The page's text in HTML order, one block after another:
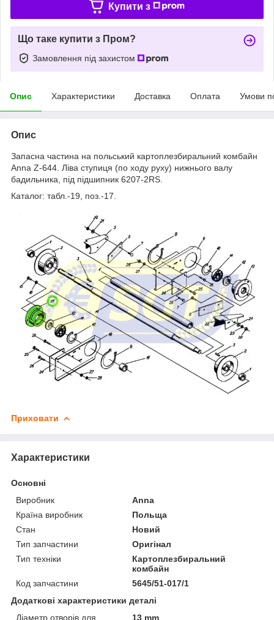
Купити з
Що таке купити з Пром?
Замовлення під захистом
Опис Характеристики Доставка Оплата Умови
Опис
Запасна частина на польський картоплезбиральний комбайн
Anna Z-644. Ліва ступиця (по ходу руху) нижнього валу
бадильника, під підшипник 6207-2RS.
Каталог: табл.-19, поз.-17.
Приховати
Характеристики
Основні
Виробник
Anna
Країна виробник
Польща
Стан
Новий
Тип запчастини
Оригінал
Тип техніки
Картоплезбиральний
комбайн
Код запчастини
5645/51-017/1
Додаткові характеристики деталі
Діаметр отворів для
13 mm